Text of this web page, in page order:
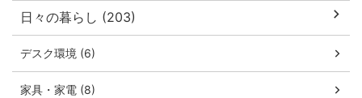
日々の暮らし (203)
デスク環境 (6)
家具・家電 (8)